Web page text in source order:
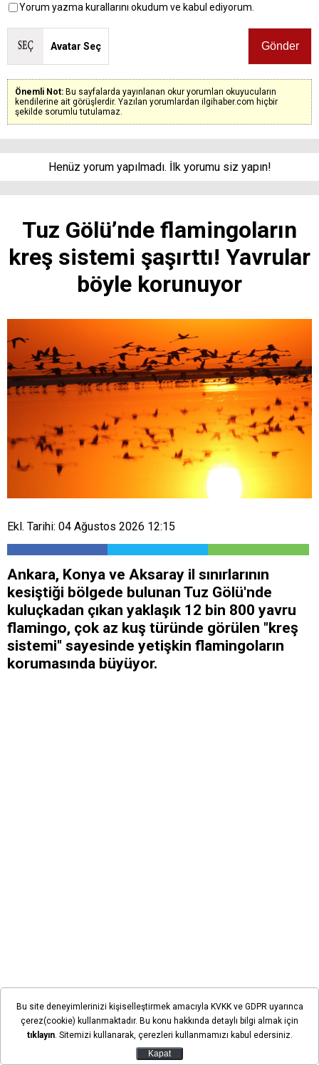
Yorum yazma kurallarını okudum ve kabul ediyorum.
Avatar Seç
Önemli Not: Bu sayfalarda yayınlanan okur yorumları okuyucuların
kendilerine ait görüşlerdir. Yazılan yorumlardan ilgihaber.com hiçbir
şekilde sorumlu tutulamaz.
Henüz yorum yapılmadı. İlk yorumu siz yapın!
Tuz Gölü’nde flamingoların
kreş sistemi şaşırttı! Yavrular
böyle korunuyor
Ekl. Tarihi: 04 Ağustos 2026 12:15
Ankara, Konya ve Aksaray il sınırlarının
kesiştiği bölgede bulunan Tuz Gölü'nde
kuluçkadan çıkan yaklaşık 12 bin 800 yavru
flamingo, çok az kuş türünde görülen "kreş
sistemi" sayesinde yetişkin flamingoların
korumasında büyüyor.
Çevre, Şehircilik ve İklim Değişikliği Bakanlığınca
yürütülen Tuz Gölü Özel Çevre Koruma Bölgesi Tür ve
Habitatların Araştırılması, Korunması ve İzlenmesi
Bu site deneyimlerinizi kişiselleştirmek amacıyla KVKK ve GDPR uyarınca
çerez(cookie) kullanmaktadır. Bu konu hakkında detaylı bilgi almak için
tıklayın. Sitemizi kullanarak, çerezleri kullanmamızı kabul edersiniz.
Kapat